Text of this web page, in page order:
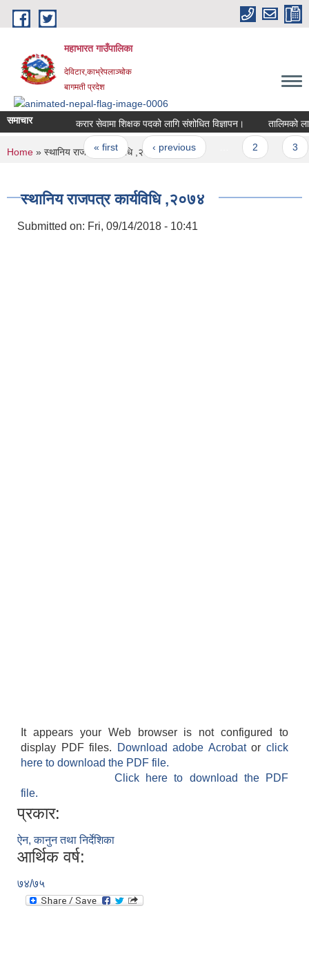
Skip to main content
महाभारत गाउँपालिका
देविटार,काभ्रेपलाञ्चोक
बागमती प्रदेश
समाचार करार सेवामा शिक्षक पदको लागि संशोधित विज्ञापन। तालिमको
Pages
« first ‹ previous
You are here
Home » स्थानिय राजपत्र कार्यविधि ,२०७४
स्थानिय राजपत्र कार्यविधि ,२०७४
Submitted on: Fri, 09/14/2018 - 10:41
It appears your Web browser is not configured to
display PDF files.
Download adobe Acrobatorclick
here to download the PDF file.
Click here to download the PDF
file.
प्रकार:
ऐन, कानुन तथा निर्देशिका
आर्थिक वर्ष:
७४/७५